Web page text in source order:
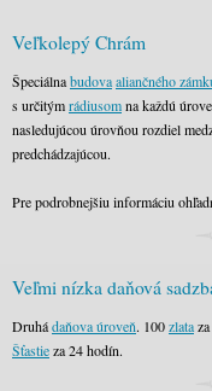
Veľkolepý Chrám
Špeciálnabudovaaliančného
s určitýmrádiusomna každú
nasledujúcou úrovňou rozdiel
predchádzajúcou.
Pre podrobnejšiu informáciu
Veľmi nízka daňová
Druhádaňova úroveň. 100zlata
Šťastieza 24 hodín.